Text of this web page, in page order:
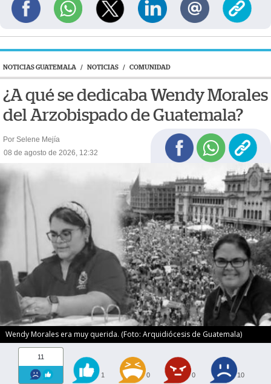
NOTICIAS GUATEMALA / NOTICIAS / COMUNIDAD
¿A qué se dedicaba Wendy Morales
del Arzobispado de Guatemala?
Por Selene Mejía
08 de agosto de 2026, 12:32
Wendy Morales era muy querida. (Foto: Arquidiócesis de Guatemala)
11
1 0 0 10